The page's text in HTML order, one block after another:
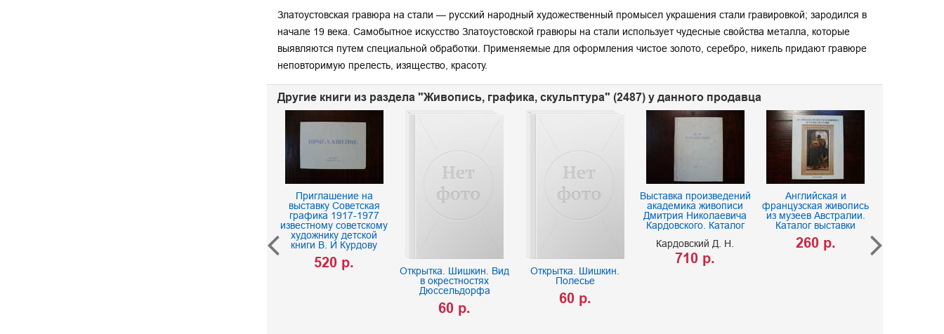
Златоустовская гравюра на стали — русский народный художественный промысел украшения стали гравировкой; зародился в
начале 19 века. Самобытное искусство Златоустовской гравюры на стали использует чудесные свойства металла, которые
выявляются путем специальной обработки. Применяемые для оформления чистое золото, серебро, никель придают гравюре
неповторимую прелесть, изящество, красоту.
Другие книги из раздела "Живопись, графика, скульптура" (2487) у данного продавца
Приглашение на
выставку Советская
графика 1917-1977
известному советскому
художнику детской
книги В. И Курдову
520 р.
Открытка. Шишкин. Вид
в окрестностях
Дюссельдорфа
60 р.
Открытка. Шишкин.
Полесье
60 р.
Выставка произведений
академика живописи
Дмитрия Николаевича
Кардовского. Каталог
Кардовский Д. Н.
710 р.
Английская и
французская живопись
из музеев Австралии.
Каталог выставки
260 р.